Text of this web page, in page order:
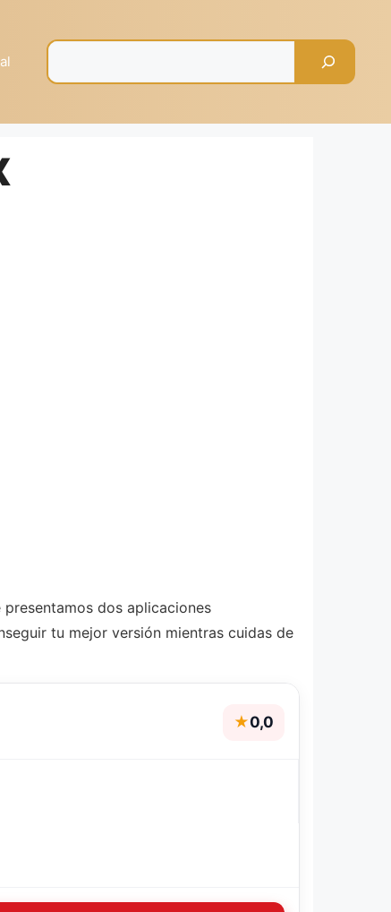
presentamos dos aplicaciones
tu mejor versión mientras cuidas de
★0,0